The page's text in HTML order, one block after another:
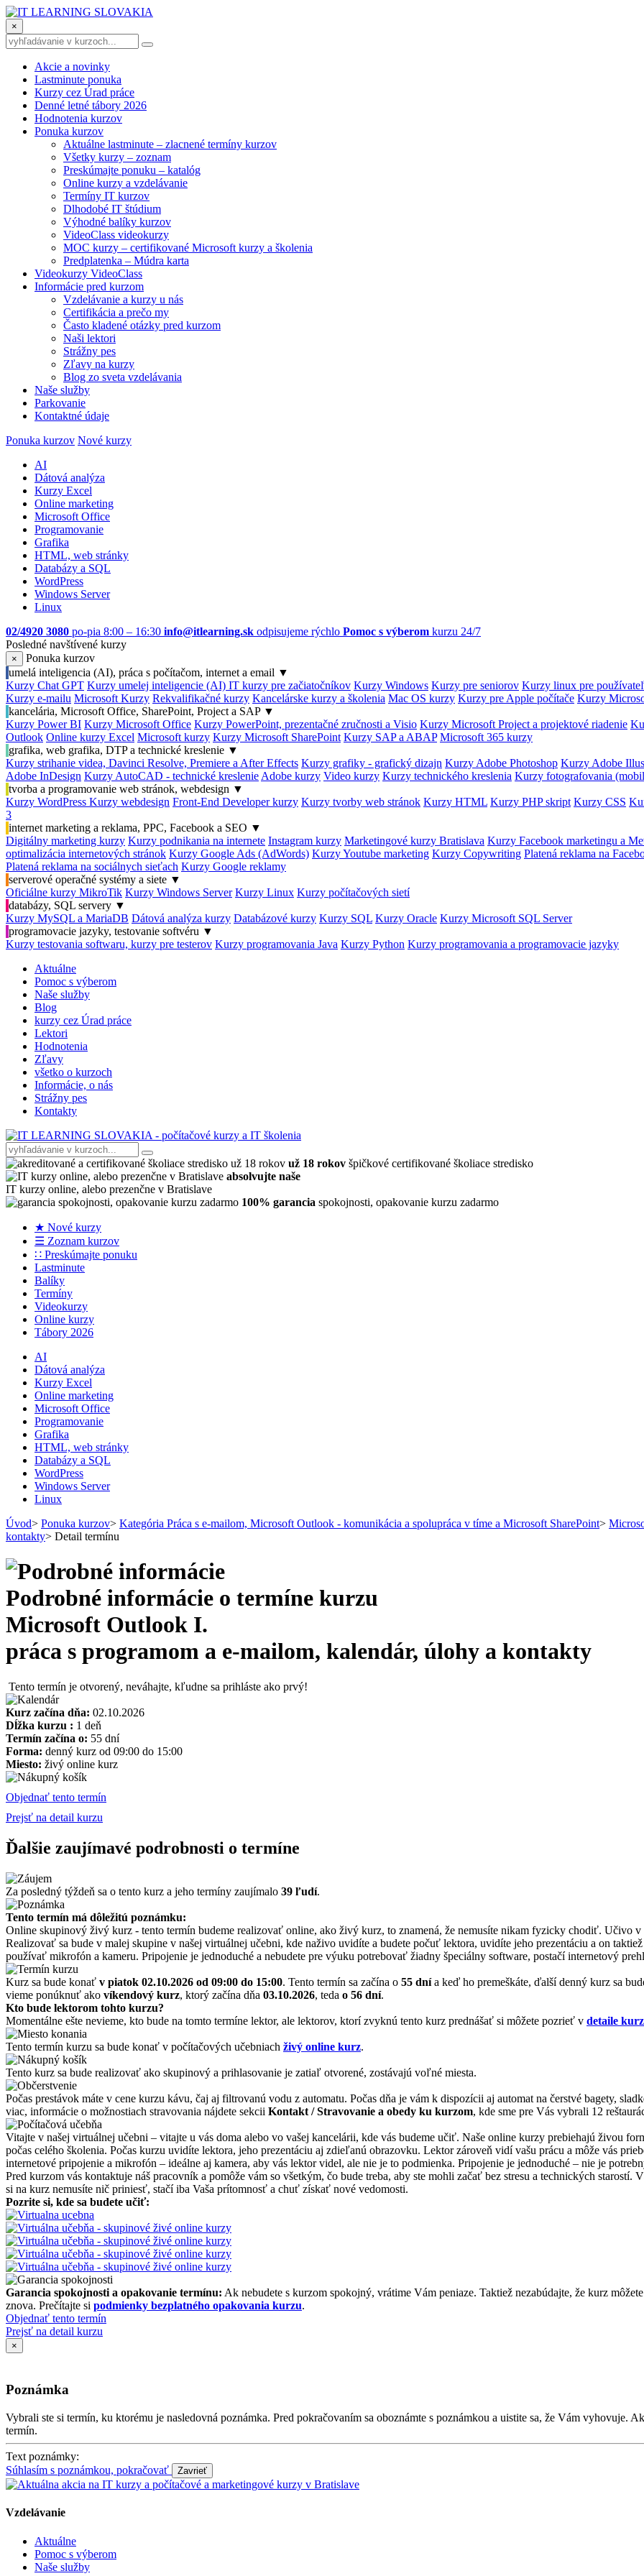
×
Akcie a novinky
Lastminute ponuka
Kurzy cez Úrad práce
Denné letné tábory 2026
Hodnotenia kurzov
Ponuka kurzov
Aktuálne lastminute – zlacnené termíny kurzov
Všetky kurzy – zoznam
Preskúmajte ponuku – katalóg
Online kurzy a vzdelávanie
Termíny IT kurzov
Dlhodobé IT štúdium
Výhodné balíky kurzov
VideoClass videokurzy
MOC kurzy – certifikované Microsoft kurzy a školenia
Predplatenka – Múdra karta
Videokurzy VideoClass
Informácie pred kurzom
Vzdelávanie a kurzy u nás
Certifikácia a prečo my
Často kladené otázky pred kurzom
Naši lektori
Strážny pes
Zľavy na kurzy
Blog zo sveta vzdelávania
Naše služby
Parkovanie
Kontaktné údaje
Ponuka kurzov Nové kurzy
AI
Dátová analýza
Kurzy Excel
Online marketing
Microsoft Office
Programovanie
Grafika
HTML, web stránky
Databázy a SQL
WordPress
Windows Server
Linux
02/4920 3080 po-pia 8:00 – 16:30 info@itlearning.sk odpisujeme rýchlo Pomoc s výberom kurzu 24/7
Posledné navštívené kurzy
×
Ponuka kurzov
umelá inteligencia (AI), práca s počítačom, internet a email ▼
Kurzy Chat GPT Kurzy umelej inteligencie (AI) IT kurzy pre začiatočníkov Kurzy Windows Kurzy pre seniorov Kurzy linux pre
Kurzy e-mailu Microsoft Kurzy Rekvalifikačné kurzy Kancelárske kurzy a školenia Mac OS kurzy Kurzy pre Apple počítače Kurzy
kancelária, Microsoft Office, SharePoint, Project a SAP ▼
Kurzy Power BI Kurzy Microsoft Office Kurzy PowerPoint, prezentačné zručnosti a Visio Kurzy Microsoft Project a projektové riadenie
Outlook Online kurzy Excel Microsoft kurzy Kurzy Microsoft SharePoint Kurzy SAP a ABAP Microsoft 365 kurzy
grafika, web grafika, DTP a technické kreslenie ▼
Kurzy strihanie videa, Davinci Resolve, Premiere a After Effects Kurzy grafiky - grafický dizajn Kurzy Adobe Photoshop Kurzy Adobe
Adobe InDesign Kurzy AutoCAD - technické kreslenie Adobe kurzy Video kurzy Kurzy technického kreslenia Kurzy fotografovania
tvorba a programovanie web stránok, webdesign ▼
Kurzy WordPress Kurzy webdesign Front-End Developer kurzy Kurzy tvorby web stránok Kurzy HTML Kurzy PHP skript Kurzy CSS
3
internet marketing a reklama, PPC, Facebook a SEO ▼
Digitálny marketing kurzy Kurzy podnikania na internete Instagram kurzy Marketingové kurzy Bratislava Kurzy Facebook marketingu a
optimalizácia internetových stránok Kurzy Google Ads (AdWords) Kurzy Youtube marketing Kurzy Copywriting Platená reklama na
Platená reklama na sociálnych sieťach Kurzy Google reklamy
serverové operačné systémy a siete ▼
Oficiálne kurzy MikroTik Kurzy Windows Server Kurzy Linux Kurzy počítačových sietí
databázy, SQL servery ▼
Kurzy MySQL a MariaDB Dátová analýza kurzy Databázové kurzy Kurzy SQL Kurzy Oracle Kurzy Microsoft SQL Server
programovacie jazyky, testovanie softvéru ▼
Kurzy testovania softwaru, kurzy pre testerov Kurzy programovania Java Kurzy Python Kurzy programovania a programovacie jazyky
Aktuálne
Pomoc s výberom
Naše služby
Blog
kurzy cez Úrad práce
Lektori
Hodnotenia
Zľavy
všetko o kurzoch
Informácie, o nás
Strážny pes
Kontakty
už 18 rokov špičkové certifikované školiace stredisko
absolvujte naše
IT kurzy online, alebo prezenčne v Bratislave
100% garancia spokojnosti, opakovanie kurzu zadarmo
★ Nové kurzy
☰ Zoznam kurzov
∷ Preskúmajte ponuku
Lastminute
Balíky
Termíny
Videokurzy
Online kurzy
Tábory 2026
AI
Dátová analýza
Kurzy Excel
Online marketing
Microsoft Office
Programovanie
Grafika
HTML, web stránky
Databázy a SQL
WordPress
Windows Server
Linux
Úvod> Ponuka kurzov> Kategória Práca s e-mailom, Microsoft Outlook - komunikácia a spolupráca v tíme a Microsoft SharePoint>
kontakty> Detail termínu
Podrobné informácie o termíne kurzu
Microsoft Outlook I.
práca s programom a e-mailom, kalendár, úlohy a kontakty
Tento termín je otvorený, neváhajte, kľudne sa prihláste ako prvý!
Kurz začína dňa: 02.10.2026
Dĺžka kurzu : 1 deň
Termín začína o: 55 dní
Forma: denný kurz od 09:00 do 15:00
Miesto: živý online kurz
Objednať tento termín
Prejsť na detail kurzu
Ďalšie zaujímavé podrobnosti o termíne
Za posledný týždeň sa o tento kurz a jeho termíny zaujímalo 39 ľudí.
Tento termín má dôležitú poznámku:
Online skupinový živý kurz - tento termín budeme realizovať online, ako živý kurz, to znamená, že nemusíte nikam fyzicky chodiť. Učivo
Realizovať sa bude v malej skupine v našej virtuálnej učebni, kde naživo uvidíte a budete počuť lektora, uvidíte jeho prezentáciu a on
používať mikrofón a kameru. Pripojenie je jednoduché a nebudete pre výuku potrebovať žiadny špeciálny software, postačí internetový
Kurz sa bude konať v piatok 02.10.2026 od 09:00 do 15:00. Tento termín sa začína o 55 dnía keď ho premeškáte, ďalší denný kurz sa
vieme ponúknuť ako víkendový kurz, ktorý začína dňa 03.10.2026, teda o 56 dní.
Kto bude lektorom tohto kurzu?
Momentálne ešte nevieme, kto bude na tomto termíne lektor, ale lektorov, ktorí zvyknú tento kurz prednášať si môžete pozrieť v detaile
Tento termín kurzu sa bude konať v počítačových učebniach živý online kurz.
Tento kurz sa bude realizovať ako skupinový a prihlasovanie je zatiaľ otvorené, zostávajú voľné miesta.
Počas prestávok máte v cene kurzu kávu, čaj aj filtrovanú vodu z automatu. Počas dňa je vám k dispozícii aj automat na čerstvé bagety,
viac, informácie o možnostiach stravovania nájdete sekcii Kontakt / Stravovanie a obedy ku kurzom, kde sme pre Vás vybrali 12
Vitajte v našej virtuálnej učebni – vitajte u vás doma alebo vo vašej kancelárii, kde vás budeme učiť. Naše online kurzy prebiehajú živou
počas celého školenia. Počas kurzu uvidíte lektora, jeho prezentáciu aj zdieľanú obrazovku. Lektor zároveň vidí vašu prácu a môže vás
internetové pripojenie a mikrofón – ideálne aj kamera, aby vás lektor videl, ale nie je to podmienka. Pripojenie je jednoduché – nie je
Pred kurzom vás kontaktuje náš pracovník a pomôže vám so všetkým, čo bude treba, aby ste mohli začať bez stresu a technických starostí.
si na kurz nemusíte nič priniesť, stačí iba Vaša prítomnosť a chuť získať nové vedomosti.
Pozrite si, kde sa budete učiť:
Garancia spokojnosti a opakovanie termínu: Ak nebudete s kurzom spokojný, vrátime Vám peniaze. Taktiež nezabúdajte, že kurz
znova. Prečítajte si podmienky bezplatného opakovania kurzu.
Objednať tento termín
Prejsť na detail kurzu
×
Poznámka
Vybrali ste si termín, ku ktorému je nasledovná poznámka. Pred pokračovaním sa oboznámte s poznámkou a uistite sa, že Vám
termín.
Text poznámky:
Súhlasím s poznámkou, pokračovať
Vzdelávanie
Aktuálne
Pomoc s výberom
Naše služby